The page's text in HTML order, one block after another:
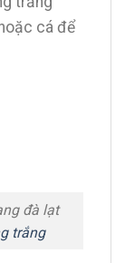
cá để
đà lạt
trắng